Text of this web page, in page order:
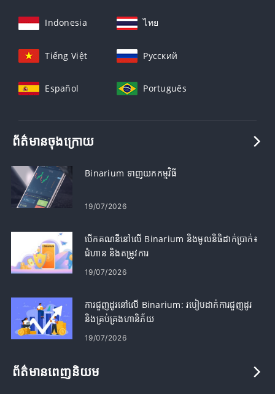
Indonesia ไทย
Tiếng Việt Русский
Español Português
ព័ត៌មានចុងក្រោយ
Binarium ទាញយកកម្មវិធី
19/07/2026
បើកគណនីនៅលើ Binarium និងមូលនិធិដាក់ប្រាក់៖
ជំហាន និងតម្រូវការ
19/07/2026
ការជួញដូរនៅលើ Binarium: របៀបដាក់ការជួញដូរ
និងគ្រប់គ្រងហានិភ័យ
19/07/2026
ព័ត៌មានពេញនិយម